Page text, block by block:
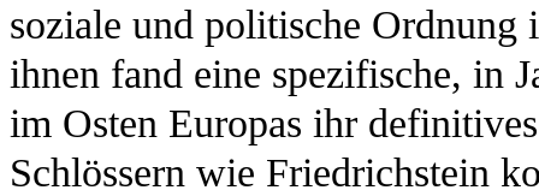
soziale und politische
ihnen fand eine spezifische, in
im Osten Europas ihr
Schlössern wie Friedrichstein